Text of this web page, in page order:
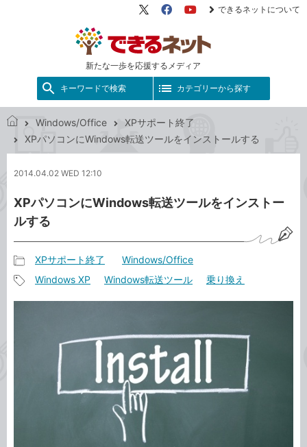
新たな一歩を応援するメディア
X（旧
FacebookYouTube
できるネットについて
キーワードで検索 カテゴリーから探す
で
ネ
ト
Windows/Office
XPサポート終了
XPパソコンにWindows転送ツールをインストールする
2014.04.02 WED 12:10
XPパソコンにWindows転送ツールをインストー
ルする
事
カ
XPサポート終了 Windows/Office
Windows XP Windows転送ツール 乗り換え